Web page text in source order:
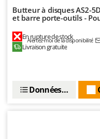
Butteur à disques AS2-
et barre porte-outils -
En rupture de stock
Alertez-moi de la disponibilité
Livraison gratuite
Données